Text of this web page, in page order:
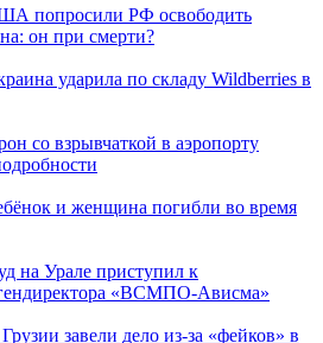
попросили РФ освободить
он при смерти?
ударила по складу Wildberries в
со взрывчаткой в аэропорту
и женщина погибли во время
на Урале приступил к
«ВСМПО-Ависма»
завели дело из-за «фейков» в